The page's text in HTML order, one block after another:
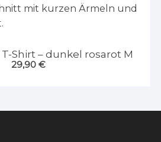
SANTA Ladie´s T-Shirt – dunkel rosarot M
29,90 €